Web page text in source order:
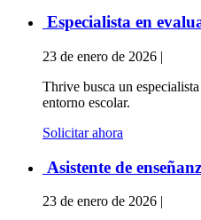
Especialista en
23 de enero de 2026 |
Thrive busca un
entorno escolar.
Solicitar ahora
Asistente de
23 de enero de 2026 |